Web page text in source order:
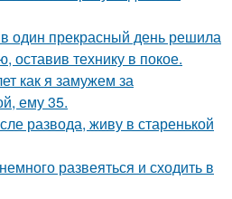
один прекрасный день решила
оставив технику в покое.
как я замужем за
ему 35.
развода, живу в старенькой
развеяться и сходить в